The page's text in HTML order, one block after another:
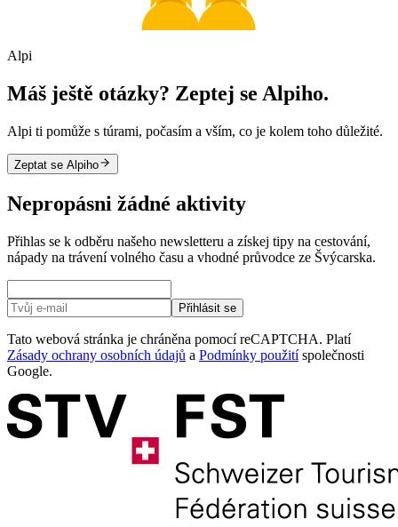
Alpi
Máš ještě otázky? Zeptej se Alpiho.
Alpi ti pomůže s túrami, počasím a vším, co je kolem toho důležité.
Zeptat se Alpiho
Nepropásni žádné aktivity
Přihlas se k odběru našeho newsletteru a získej tipy na cestování,
nápady na trávení volného času a vhodné průvodce ze Švýcarska.
Přihlásit se
Tato webová stránka je chráněna pomocí reCAPTCHA. Platí
Zásady ochrany osobních údajů a Podmínky použitíspolečnosti
Google.